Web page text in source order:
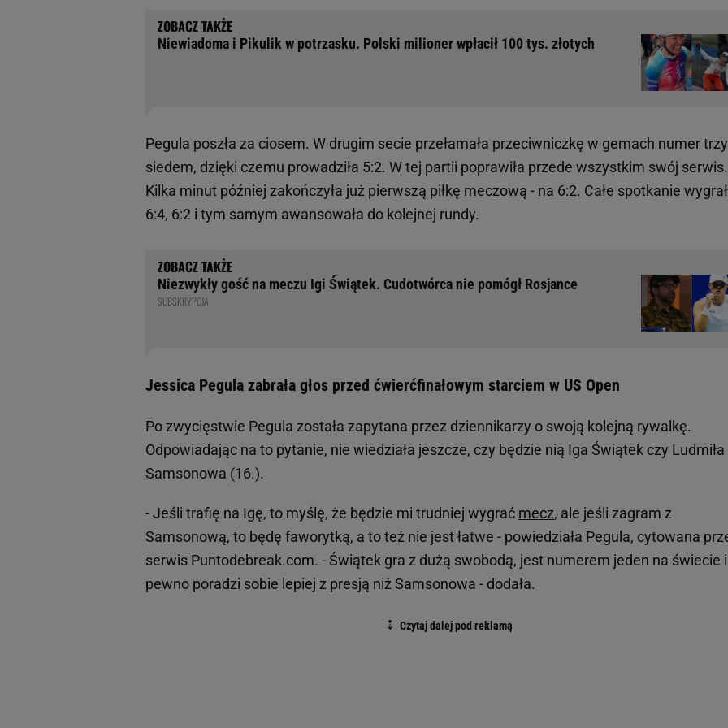
Niewiadoma i Pikulik w potrzasku. Polski milioner wpłacił 100 tys. złotych
Pegula poszła za ciosem. W drugim secie przełamała przeciwniczkę w gemach numer
siedem, dzięki czemu prowadziła 5:2. W tej partii poprawiła przede wszystkim swój serwis.
Kilka minut później zakończyła już pierwszą piłkę meczową - na 6:2. Całe spotkanie
6:4, 6:2 i tym samym awansowała do kolejnej rundy.
Niezwykły gość na meczu Igi Świątek. Cudotwórca nie pomógł Rosjance
SUBSKRYPCJA
Jessica Pegula zabrała głos przed ćwierćfinałowym starciem w US Open
Po zwycięstwie Pegula została zapytana przez dziennikarzy o swoją kolejną rywalkę.
Odpowiadając na to pytanie, nie wiedziała jeszcze, czy będzie nią Iga Świątek czy Ludmiła
Samsonowa (16.).
- Jeśli trafię na Igę, to myślę, że będzie mi trudniej wygrać mecz, ale jeśli zagram z
Samsonową, to będę faworytką, a to też nie jest łatwe - powiedziała Pegula, cytowana
serwis Puntodebreak.com. - Świątek gra z dużą swobodą, jest numerem jeden na świecie
pewno poradzi sobie lepiej z presją niż Samsonowa - dodała.